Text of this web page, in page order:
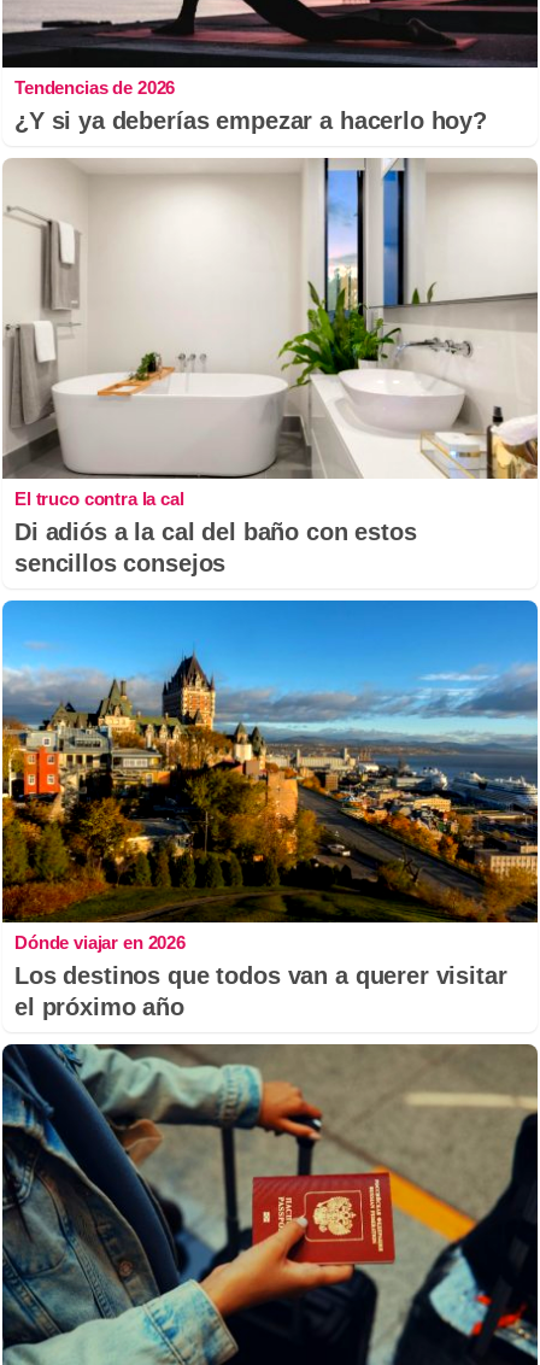
Tendencias de 2026
¿Y si ya deberías empezar a hacerlo hoy?
El truco contra la cal
Di adiós a la cal del baño con estos
sencillos consejos
Dónde viajar en 2026
Los destinos que todos van a querer visitar
el próximo año